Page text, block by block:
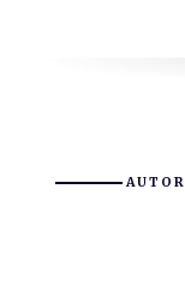
AUTOR